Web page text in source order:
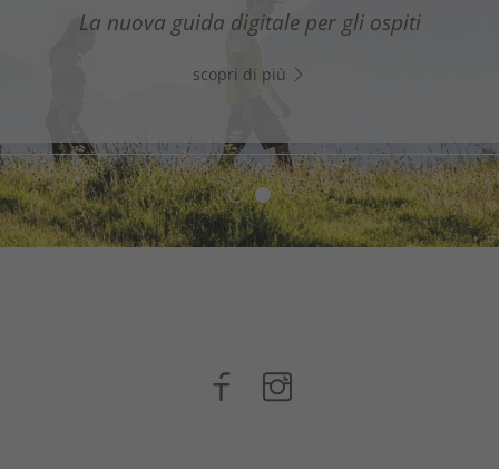
digitale nel Sud dell’Alto Adige - Clicca sul
WhatsApp e inizia subito a chattare!
scopri di più
La nuova guida digitale per gli ospiti
scopri di più